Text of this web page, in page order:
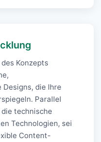
Konzepts
die Ihre
Parallel
technische
Technologien, sei
Content-